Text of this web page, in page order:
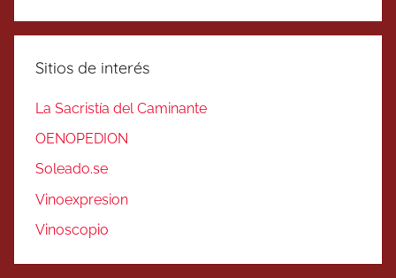
Sitios de interés
La Sacristía del Caminante
OENOPEDION
Soleado.se
Vinoexpresion
Vinoscopio